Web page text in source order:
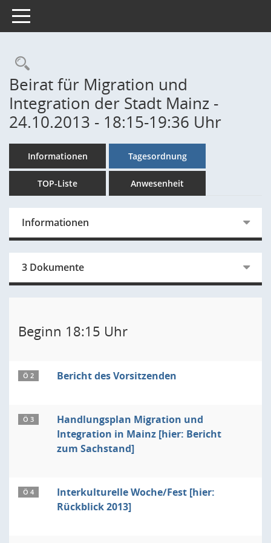
Toggle navigation
Rechercheauswahl
Beirat für Migration und
Integration der Stadt Mainz -
24.10.2013 - 18:15-19:36 Uhr
Informationen Tagesordnung
TOP-Liste Anwesenheit
Informationen
3 Dokumente
Beginn 18:15 Uhr
Ö 2 Bericht des Vorsitzenden
Ö 3
Handlungsplan Migration und
Integration in Mainz [hier: Bericht
zum Sachstand]
Ö 4
Interkulturelle Woche/Fest [hier:
Rückblick 2013]